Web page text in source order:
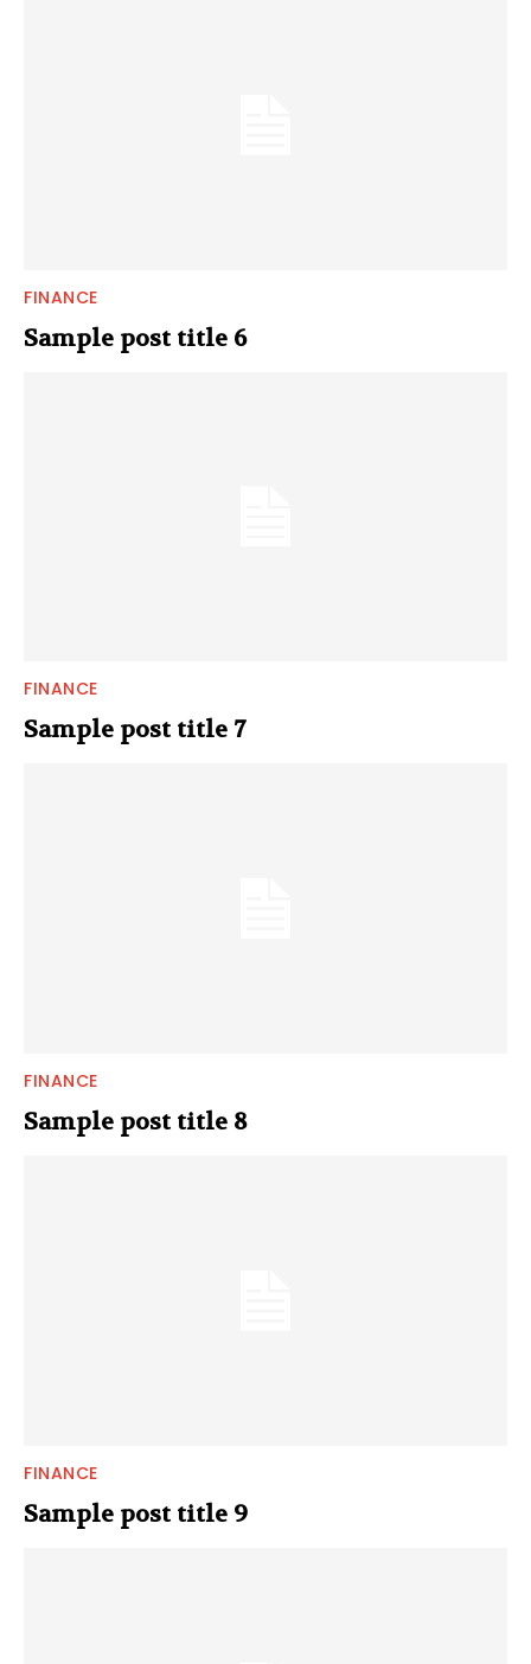
FINANCE
Sample post title 6
FINANCE
Sample post title 7
FINANCE
Sample post title 8
FINANCE
Sample post title 9